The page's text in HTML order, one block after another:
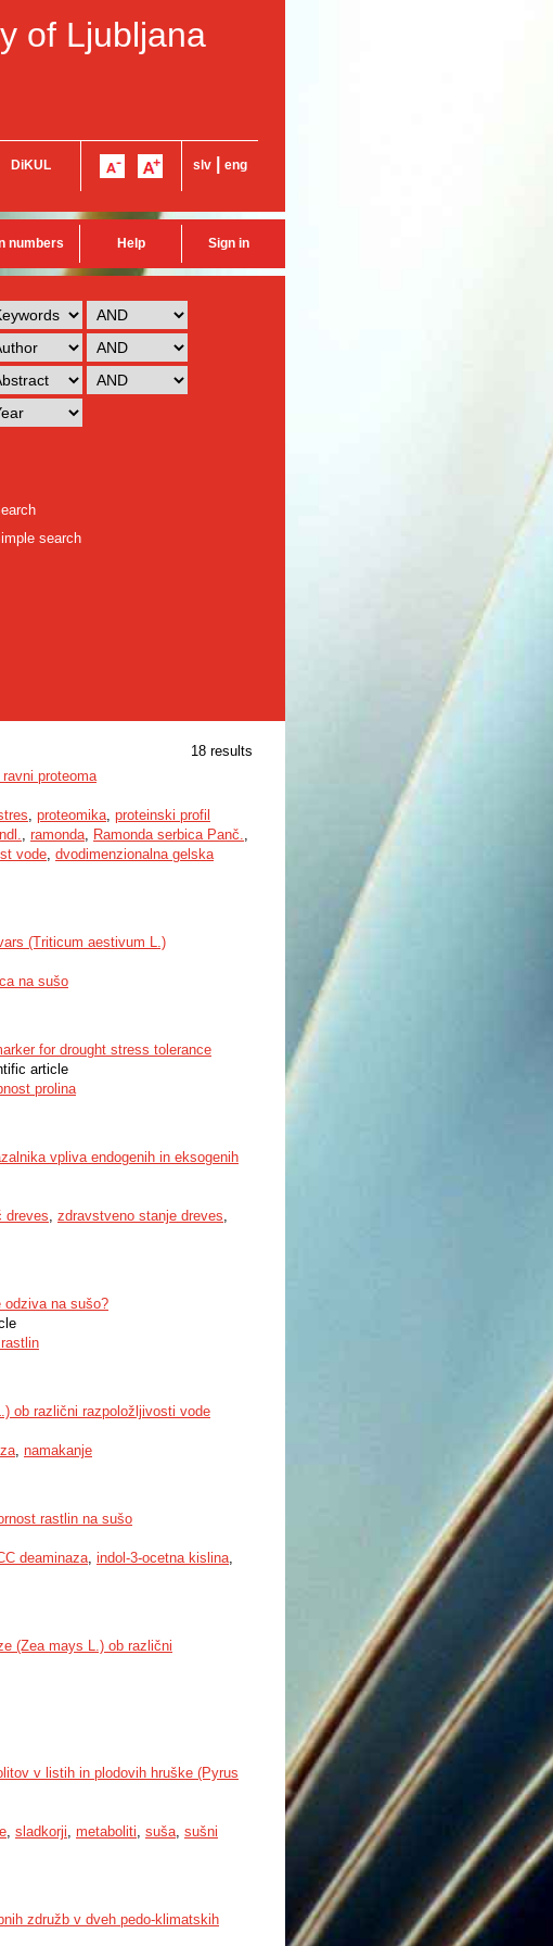
of Ljubljana
DiKUL slv eng
numbers Help Sign in
search
18 results
proteoma
, proteomika, proteinski profil
, ramonda, Ramonda serbica Panč.,
vode, dvodimenzionalna gelska
(Triticum aestivum L.)
na sušo
for drought stress tolerance
article
prolina
vpliva endogenih in eksogenih
dreves, zdravstveno stanje dreves,
odziva na sušo?
ob različni razpoložljivosti vode
, namakanje
rastlin na sušo
deaminaza, indol-3-ocetna kislina,
(Zea mays L.) ob različni
v listih in plodovih hruške (Pyrus
, sladkorji, metaboliti, suša, sušni
združb v dveh pedo-klimatskih